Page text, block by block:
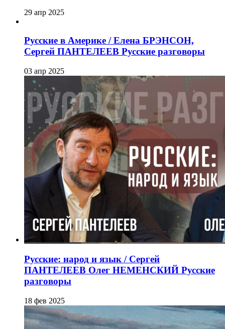
29 апр 2025
Русские в Америке / Елена БРЭНСОН,
Сергей ПАНТЕЛЕЕВ Русские разговоры
03 апр 2025
Русские: народ и язык / Сергей
ПАНТЕЛЕЕВ Олег НЕМЕНСКИЙ Русские
разговоры
18 фев 2025